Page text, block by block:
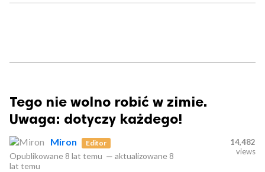
Tego nie wolno robić w zimie.
Uwaga: dotyczy każdego!
Miron Editor
Opublikowane 8 lat temu — aktualizowane 8
lat temu
14,482
views